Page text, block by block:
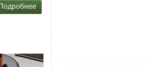
Подробнее